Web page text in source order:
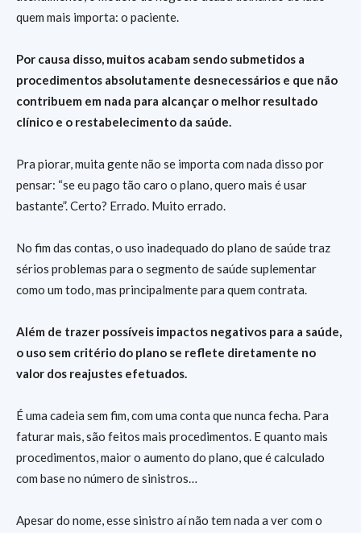
quem mais importa: o paciente.
Por causa disso, muitos acabam sendo submetidos a
procedimentos absolutamente desnecessários e que não
contribuem em nada para alcançar o melhor resultado
clínico e o restabelecimento da saúde.
Pra piorar, muita gente não se importa com nada disso por
pensar: “se eu pago tão caro o plano, quero mais é usar
bastante”. Certo? Errado. Muito errado.
No fim das contas, o uso inadequado do plano de saúde traz
sérios problemas para o segmento de saúde suplementar
como um todo, mas principalmente para quem contrata.
Além de trazer possíveis impactos negativos para a saúde,
o uso sem critério do plano se reflete diretamente no
valor dos reajustes efetuados.
É uma cadeia sem fim, com uma conta que nunca fecha. Para
faturar mais, são feitos mais procedimentos. E quanto mais
procedimentos, maior o aumento do plano, que é calculado
com base no número de sinistros…
Apesar do nome, esse sinistro aí não tem nada a ver com o